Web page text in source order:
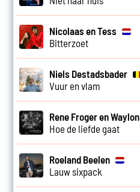
Nicolaas en Tess
Bitterzoet
Niels Destadsbader
Vuur en vlam
Rene Froger en Waylon
Hoe de liefde gaat
Roeland Beelen
Lauw sixpack